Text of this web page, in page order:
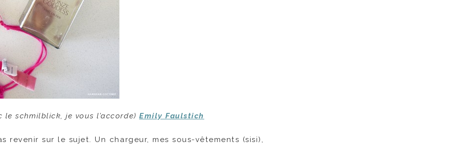
le schmilblick, je vous l’accorde)Emily Faulstich
revenir sur le sujet. Un chargeur, mes sous-vêtements (sisi),